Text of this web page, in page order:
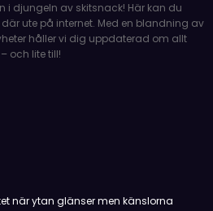
i djungeln av skitsnack! Här kan du
ute på internet. Med en blandning av
håller vi dig uppdaterad om allt
och lite till!
när ytan glänser men känslorna